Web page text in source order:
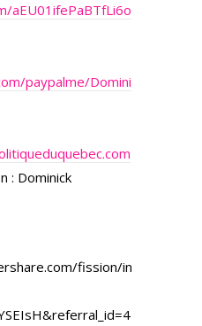
aEU01ifePaBTfLi6o
paypalme/Domini
: Dominick
fission/in